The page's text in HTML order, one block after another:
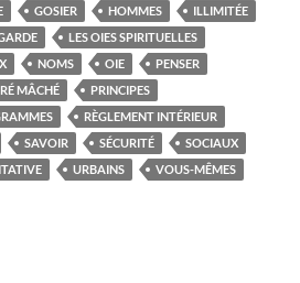
GOSIER HOMMES
ILLIMITÉE
LES OIES SPIRITUELLES
NOMS OIE
PENSER
MÂCHÉ
PRINCIPES
RÈGLEMENT INTÉRIEUR
SAVOIR SÉCURITÉ
SOCIAUX
URBAINS VOUS-MÊMES